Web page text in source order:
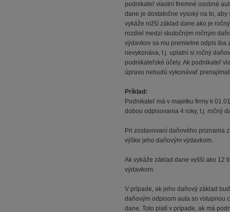
podnikateľ vlastní firemné osobné
dane je dostatočne vysoký na to,
vykáže nižší základ dane ako je
rozdiel medzi skutočným ročným
výdavkov sa mu premietne odpis iba
nevykonáva, t.j. uplatní si ročný
podnikateľské účely. Ak podnikateľ
úpravu nebudú vykonávať
Príklad:
Podnikateľ má v majetku firmy k
dobou odpisovania 4 roky, t.j. ročný
Pri zostavovaní daňového priznania
výške jeho daňovým výdavkom.
Ak vykáže základ dane vyšší ako 12
výdavkom.
V prípade, ak jeho daňový základ
daňovým odpisom auta so vstupnou
dane. Toto platí v prípade, ak má